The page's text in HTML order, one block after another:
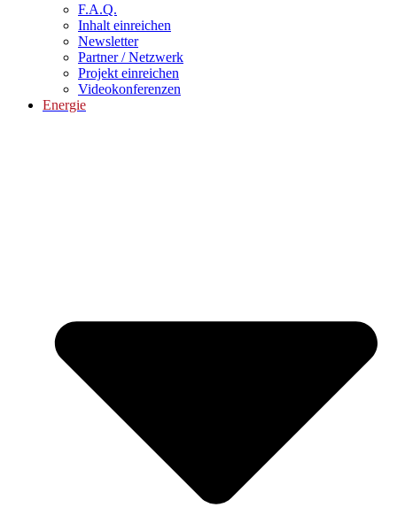
F.A.Q.
Inhalt einreichen
Newsletter
Partner / Netzwerk
Projekt einreichen
Videokonferenzen
Energie